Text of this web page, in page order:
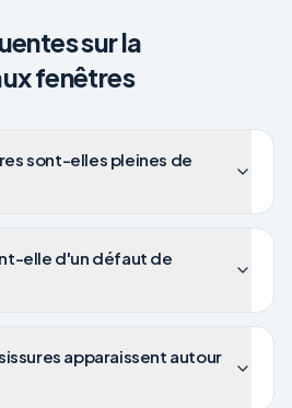
sur la
fenêtres
sont-elles pleines de
elle d'un défaut de
apparaissent autour